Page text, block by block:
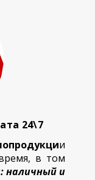
24\7
и
в том
наличный и